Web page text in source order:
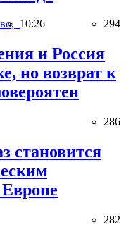
10:26 294
и Россия
но возврат к
286
становится
282